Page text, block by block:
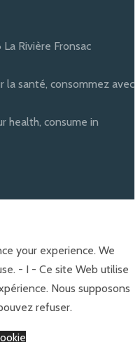
Rivière Fronsac
la santé, consommez avec
health, consume in
your experience. We
- I - Ce site Web utilise
Nous supposons
refuser.